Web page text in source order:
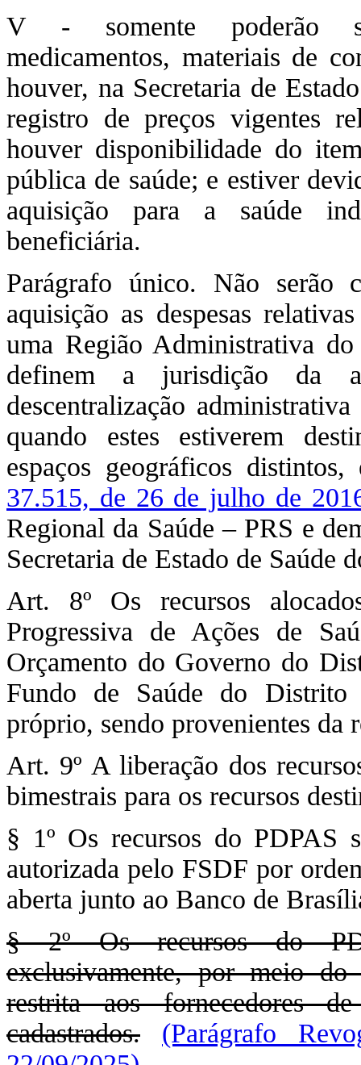
V - somente poderão
medicamentos, materiais de
houver, na Secretaria de
registro de preços vigentes
houver disponibilidade do
pública de saúde; e estiver
aquisição para a saúde
beneficiária.
Parágrafo único. Não serão
aquisição as despesas
uma Região Administrativa
definem a jurisdição da
descentralização
quando estes estiverem
espaços geográficos
37.515, de 26 de julho de
Regional da Saúde – PRS e
Secretaria de Estado de Saúde
Art. 8º Os recursos
Progressiva de Ações de
Orçamento do Governo do
Fundo de Saúde do Distrito
próprio, sendo provenientes da
Art. 9º A liberação dos
bimestrais para os recursos
§ 1º Os recursos do PDPAS
autorizada pelo FSDF por
aberta junto ao Banco de
§ 2º Os recursos do
exclusivamente, por meio
restrita aos fornecedores
cadastrados.
(Parágrafo